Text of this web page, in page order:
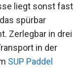
liegt sonst fast
spürbar
Zerlegbar in drei
in der
SUP Paddel